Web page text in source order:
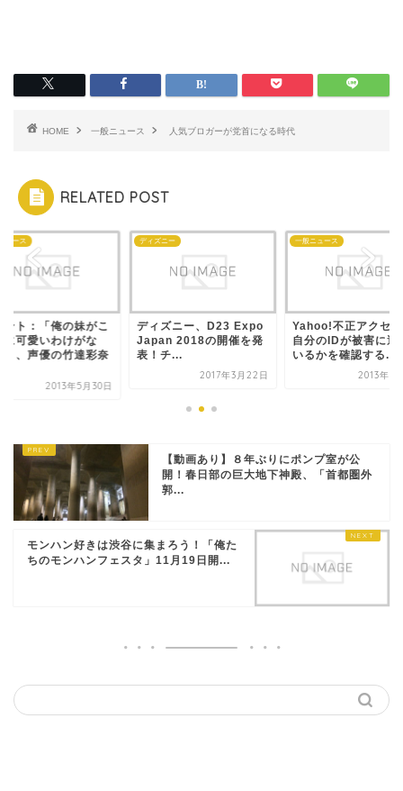
HOME 一般ニュース 人気ブロガーが党首になる時代
RELATED POST
ュース
ント：「俺の妹がこ
に可愛いわけがな
」、声優の竹達彩奈
2013年5月30日
ディズニー
ディズニー、D23 Expo
Japan 2018の開催を発
表！チ...
2017年3月22日
一般ニュース
Yahoo!不正アクセ
自分のIDが被害に遭
いるかを確認する...
2013年5
【動画あり】８年ぶりにポンプ室が公
開！春日部の巨大地下神殿、「首都圏外
郭...
モンハン好きは渋谷に集まろう！「俺た
ちのモンハンフェスタ」11月19日開...